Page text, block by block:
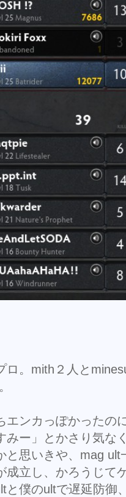
ロ。mith２人と
エンカっぽかったの
みー」とかさり気な
思いきや、mag ult
成立し、かろうじて
と僕のultで遅延防御